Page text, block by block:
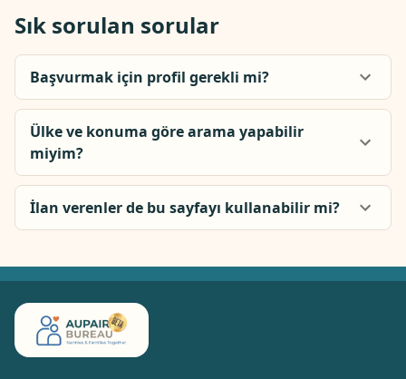
Sık sorulan sorular
Başvurmak için profil gerekli mi?
Ülke ve konuma göre arama yapabilir
miyim?
İlan verenler de bu sayfayı kullanabilir mi?